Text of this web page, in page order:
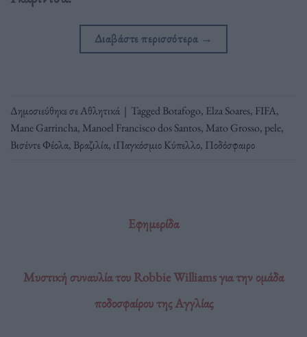
Διαβάστε περισσότερα →
Δημοσιεύθηκε σεΑθλητικά | TaggedBotafogo, Elza Soares, FIFA,
Mane Garrincha, Manoel Francisco dos Santos, Mato Grosso, pele,
Βισέντε Φέολα, Βραζιλία, ιΠαγκόσμιο Κύπελλο, Ποδόσφαιρο
Εφημερίδα
Μυστική συναυλία του Robbie Williams για την ομάδα
ποδοσφαίρου της Αγγλίας